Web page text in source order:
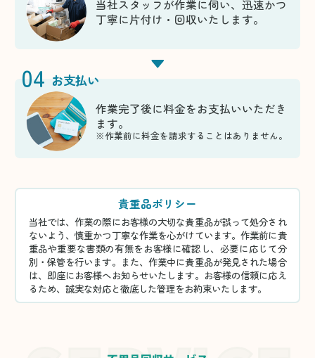
当社スタッフが作業に伺い、迅速かつ
丁寧に片付け・回収いたします。
04 お支払い
作業完了後に料金をお支払いいただき
ます。
※作業前に料金を請求することはありません。
貴重品ポリシー
当社では、作業の際にお客様の大切な貴重品が誤って処分され
ないよう、慎重かつ丁寧な作業を心がけています。作業前に貴
重品や重要な書類の有無をお客様に確認し、必要に応じて分
別・保管を行います。また、作業中に貴重品が発見された場合
は、即座にお客様へお知らせいたします。お客様の信頼に応え
るため、誠実な対応と徹底した管理をお約束いたします。